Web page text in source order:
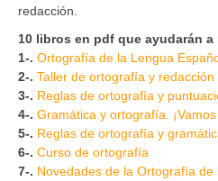
redacción.
10 libros en pdf que ayudarán
1-. Ortografía de la Lengua
2-. Taller de ortografía y redacción
3-. Reglas de ortografía y
4-. Gramática y ortografía.
5-. Reglas de ortografía y
6-. Curso de ortografía
7-. Novedades de la Ortografía de